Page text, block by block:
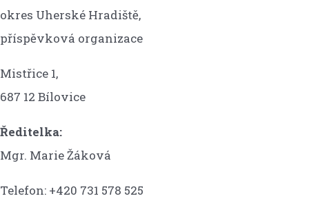
okres Uherské Hradiště,
příspěvková organizace
Mistřice 1,
687 12 Bílovice
Ředitelka:
Mgr. Marie Žáková
Telefon: +420 731 578 525